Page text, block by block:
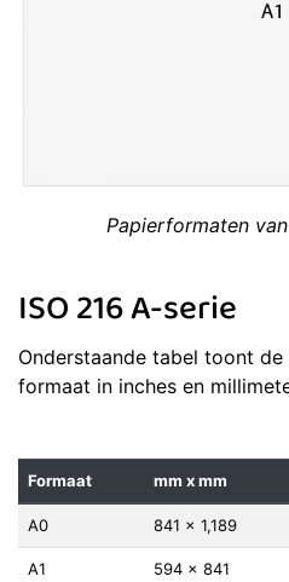
Papierformaten
ISO 216 A-serie
Onderstaande tabel toont de
formaat in inches en
Formaat mm x mm
A0 841 × 1,189
A1 594 × 841